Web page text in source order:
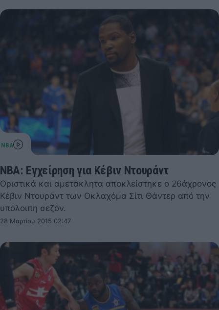
NBA: Εγχείρηση για Κέβιν Ντουράντ
Οριστικά και αμετάκλητα αποκλείστηκε ο 26άχρονος
Κέβιν Ντουράντ των Οκλαχόμα Σίτι Θάντερ από την
υπόλοιπη σεζόν.
28 Μαρτίου 2015 02:47